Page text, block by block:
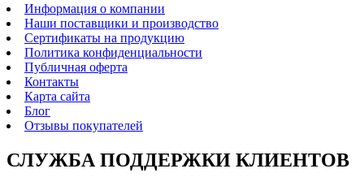
Информация о компании
Наши поставщики и производство
Сертификаты на продукцию
Политика конфиденциальности
Публичная оферта
Контакты
Карта сайта
Блог
Отзывы покупателей
СЛУЖБА ПОДДЕРЖКИ КЛИЕНТОВ